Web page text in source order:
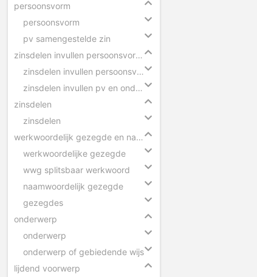
persoonsvorm
persoonsvorm
pv samengestelde zin
zinsdelen invullen persoonsvorm en onderwerp
zinsdelen invullen persoonsvorm
zinsdelen invullen pv en onderwerp
zinsdelen
zinsdelen
werkwoordelijk gezegde en naamwoordelijk gezegde
werkwoordelijke gezegde
wwg splitsbaar werkwoord
naamwoordelijk gezegde
gezegdes
onderwerp
onderwerp
onderwerp of gebiedende wijs
lijdend voorwerp